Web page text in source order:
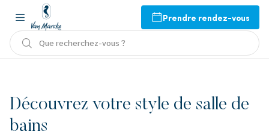
Prendre rendez-vous
Que recherchez-vous ?
Découvrez votre style de salle de
bains